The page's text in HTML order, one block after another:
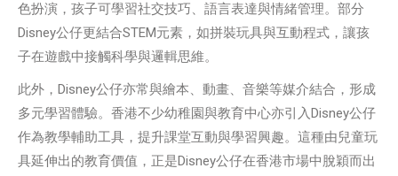
色扮演，孩子可學習社交技巧、語言表達與情緒管理。部分
Disney公仔更結合STEM元素，如拼裝玩具與互動程式，讓孩
子在遊戲中接觸科學與邏輯思維。
此外，Disney公仔亦常與繪本、動畫、音樂等媒介結合，形成
多元學習體驗。香港不少幼稚園與教育中心亦引入Disney公仔
作為教學輔助工具，提升課堂互動與學習興趣。這種由兒童玩
具延伸出的教育價值，正是Disney公仔在香港市場中脫穎而出